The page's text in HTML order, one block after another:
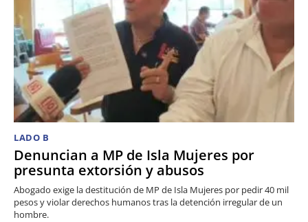
LADO B
Denuncian a MP de Isla Mujeres por
presunta extorsión y abusos
Abogado exige la destitución de MP de Isla Mujeres por pedir 40 mil
pesos y violar derechos humanos tras la detención irregular de un
hombre.